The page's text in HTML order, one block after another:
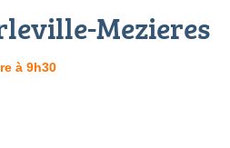
Mezieres
à 9h30